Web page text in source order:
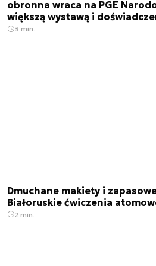
obronna wraca na PGE
większą wystawą i
3 min.
Dmuchane makiety i
Białoruskie ćwiczenia
2 min.